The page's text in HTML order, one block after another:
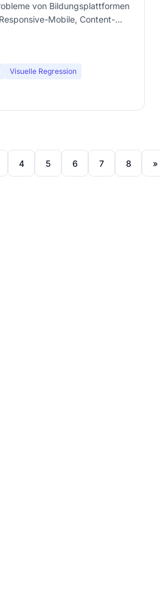
von Bildungsplattformen
Mobile, Content-
Lehrenden.
Visuelle Regression
4 5 6 7 8 »